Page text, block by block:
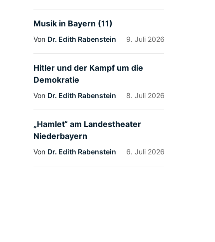
Musik in Bayern (11)
Von Dr. Edith Rabenstein 9. Juli 2026
Hitler und der Kampf um die
Demokratie
Von Dr. Edith Rabenstein 8. Juli 2026
„Hamlet“ am Landestheater
Niederbayern
Von Dr. Edith Rabenstein 6. Juli 2026